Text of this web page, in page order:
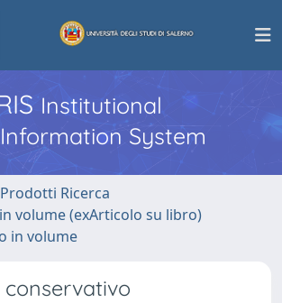
Institutional
System
Ricerca
volume (exArticolo su libro)
in volume
conservativo